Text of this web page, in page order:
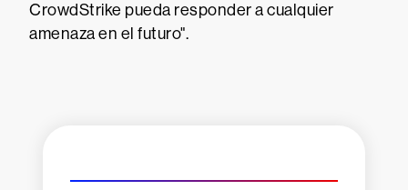
CrowdStrike pueda responder a cualquier
amenaza en el futuro".